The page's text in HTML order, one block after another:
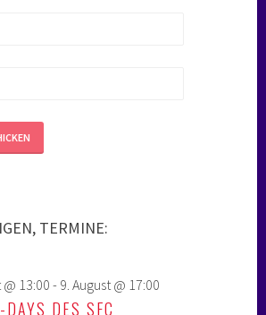
TERMINE:
@ 13:00 - 9. August @ 17:00
DAYS DES SFC